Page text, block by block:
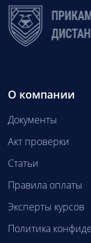
О компании
Документы
Акт проверки
Статьи
Правила оплаты
Эксперты курсов
Политика